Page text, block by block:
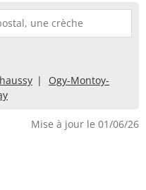
Ogy-Montoy-
Mise à jour le 01/06/26